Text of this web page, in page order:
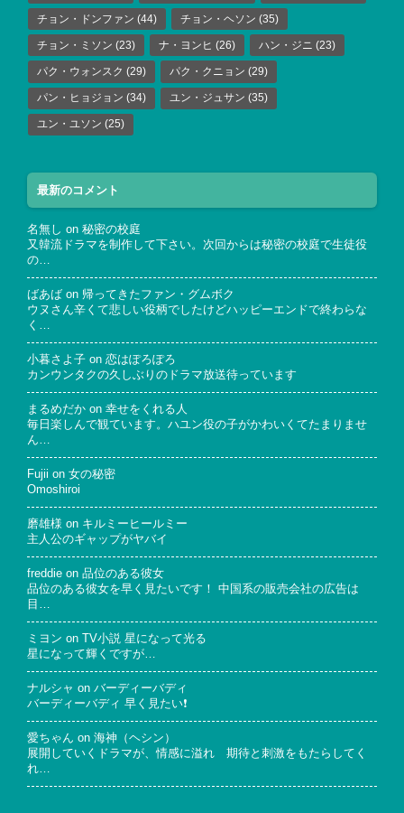
チョン・ドンファン (44) チョン・ヘソン (35)
チョン・ミソン (23) ナ・ヨンヒ (26) ハン・ジニ (23)
パク・ウォンスク (29) パク・クニョン (29)
パン・ヒョジョン (34) ユン・ジュサン (35)
ユン・ユソン (25)
最新のコメント
名無し on 秘密の校庭
又韓流ドラマを制作して下さい。次回からは秘密の校庭で生徒役
の…
ばあば on 帰ってきたファン・グムボク
ウヌさん辛くて悲しい役柄でしたけどハッピーエンドで終わらな
く…
小暮さよ子 on 恋はぽろぽろ
カンウンタクの久しぶりのドラマ放送待っています
まるめだか on 幸せをくれる人
毎日楽しんで観ています。ハユン役の子がかわいくてたまりませ
ん…
Fujii on 女の秘密
Omoshiroi
磨雄様 on キルミーヒールミー
主人公のギャップがヤバイ
freddie on 品位のある彼女
品位のある彼女を早く見たいです！ 中国系の販売会社の広告は
目…
ミヨン on
TV小説 星になって光る
星になって輝くですが…
ナルシャ on バーディーバディ
バーディーバディ 早く見たい❗
愛ちゃん on 海神（ヘシン）
展開していくドラマが、情感に溢れ 期待と刺激をもたらしてく
れ…